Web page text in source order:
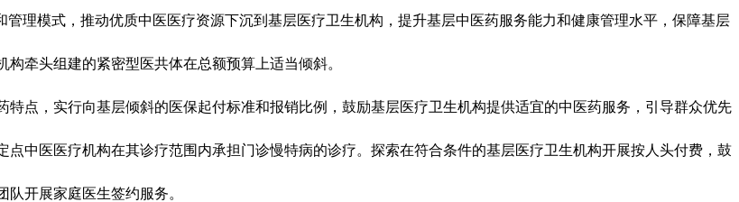
理模式，推动优质中医医疗资源下沉到基层医疗卫生机构，提升基层中医药服务能力和健康管理水平，保障基层
牵头组建的紧密型医共体在总额预算上适当倾斜。
，实行向基层倾斜的医保起付标准和报销比例，鼓励基层医疗卫生机构提供适宜的中医药服务，引导群众优先
中医医疗机构在其诊疗范围内承担门诊慢特病的诊疗。探索在符合条件的基层医疗卫生机构开展按人头付费，鼓
开展家庭医生签约服务。